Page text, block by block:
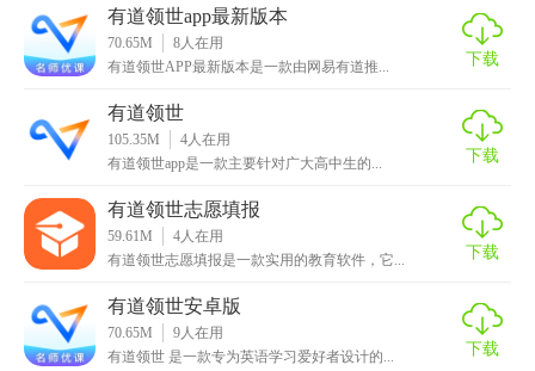
1. 基础课程：包括词汇、语法、发音等基础知识。
3. 实战演练：提供模拟对话、写作练习等实践机会。
【有道领世正版优势】
1. 专业团队：由经验丰富的英语教师团队开发，确保课程质
2. 灵活学习：支持手机、平板、电脑等多种设备，随时随地
学习。
有道领世app最新版本
70.65M 8人在用
有道领世APP最新版本是一款由网易有道推...
下载
有道领世
105.35M 4人在用
有道领世app是一款主要针对广大高中生的...
下载
有道领世志愿填报
59.61M 4人在用
有道领世志愿填报是一款实用的教育软件，它...
下载
有道领世安卓版
70.65M 9人在用
有道领世 是一款专为英语学习爱好者设计的...
下载